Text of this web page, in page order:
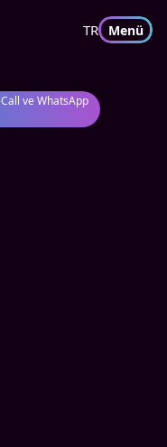
TR Menü
ve WhatsApp